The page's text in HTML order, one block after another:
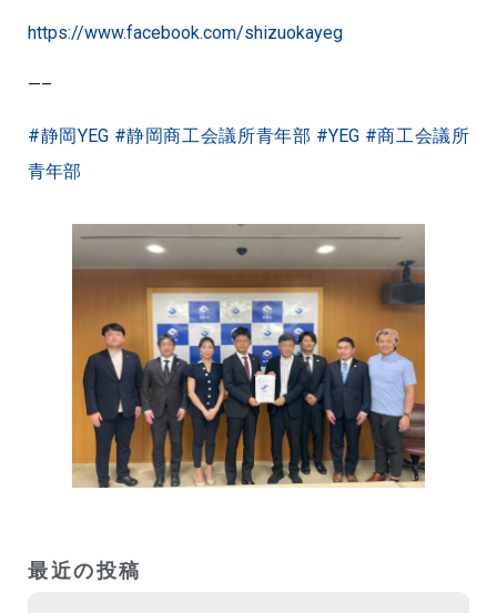
https://www.facebook.com/shizuokayeg
—–
#静岡YEG #静岡商工会議所青年部 #YEG #商工会議所
青年部
最近の投稿